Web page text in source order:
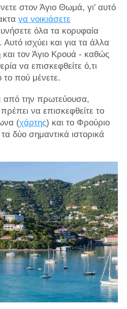
στον Άγιο Θωμά, γι' αυτό
να νοικιάσετε
όλα τα κορυφαία
ισχύει και για τα άλλα
και τον Άγιο Κρουά - καθώς
να επισκεφθείτε ό,τι
το πού μένετε.
από την πρωτεύουσα,
να επισκεφθείτε το
(χάρτης) και το Φρούριο
δύο σημαντικά ιστορικά